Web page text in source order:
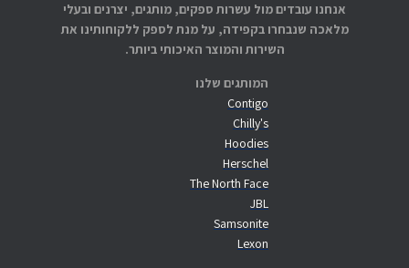
המותגים שלנו
Contigo
Chilly's
Hoodies
Herschel
The North Face
JBL
Samsonite
Lexon
אנחנו עובדים מול עשרות ספקים, מותגים, יצרנים ובעלי
מלאכה שנבחרו בקפידה, על מנת לספק ללקוחותינו את
השירות והמוצר האיכותי ביותר.